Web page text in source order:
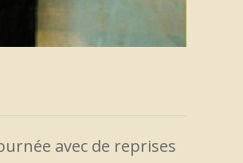
avec de reprises